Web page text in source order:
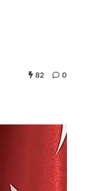
82 0